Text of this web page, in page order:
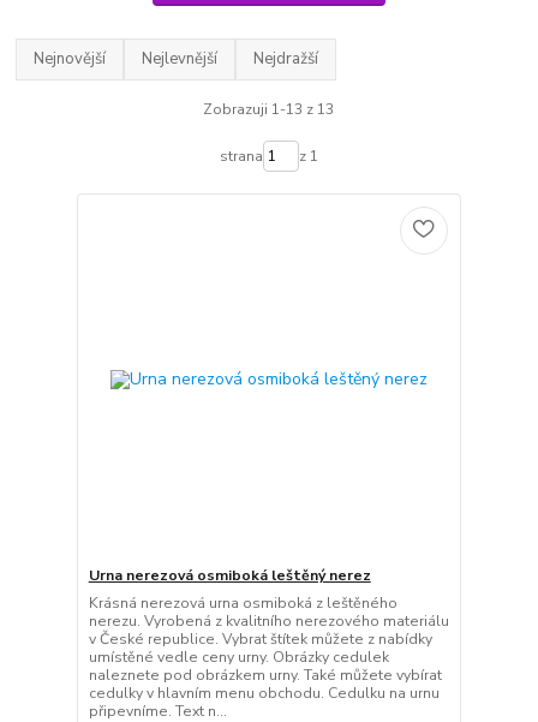
Nejnovější Nejlevnější Nejdražší
Zobrazuji 1-13 z 13
strana z 1
Urna nerezová osmiboká leštěný nerez
Krásná nerezová urna osmiboká z leštěného
nerezu. Vyrobená z kvalitního nerezového materiálu
v České republice. Vybrat štítek můžete z nabídky
umístěné vedle ceny urny. Obrázky cedulek
naleznete pod obrázkem urny. Také můžete vybírat
cedulky v hlavním menu obchodu. Cedulku na urnu
připevníme. Text n...